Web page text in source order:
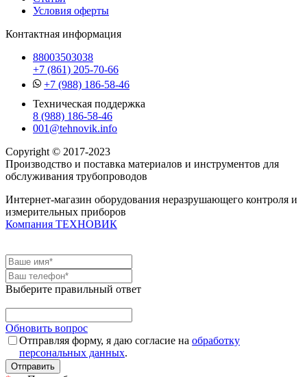
Условия оферты
Контактная информация
88003503038
+7 (861) 205-70-66
+7 (988) 186-58-46
Техническая поддержка
8 (988) 186-58-46
001@tehnovik.info
Copyright © 2017-2023
Производство и поставка материалов и инструментов для
обслуживания трубопроводов
Интернет-магазин оборудования неразрушающего контроля и
измерительных приборов
Компания ТЕХНОВИК
Выберите правильный ответ
Обновить вопрос
Отправляя форму, я даю согласие на обработку
персональных данных.